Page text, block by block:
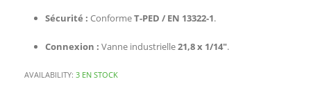
Sécurité : ConformeT-PED / EN 13322-1.
Connexion : Vanne industrielle21,8 x 1/14″.
AVAILABILITY: 3 EN STOCK